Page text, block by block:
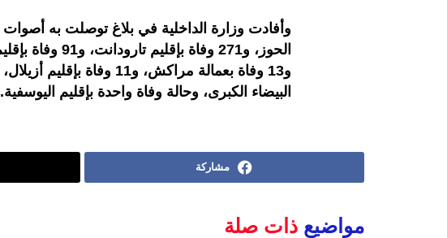
البيضاء الكبرى، وحالة وفاة واحدة بإقليم اليوسفية.
مشاركة
مواضيع ذات صلة